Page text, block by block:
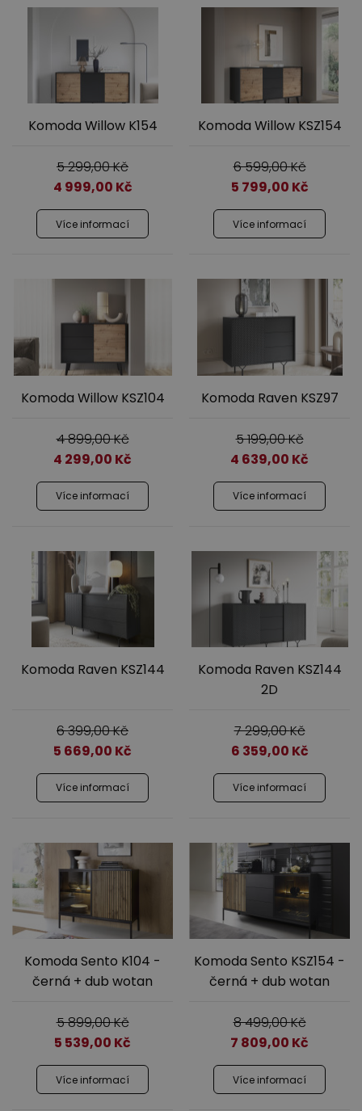
Novinky
Komoda Willow K154
5 299,00Kč
4 999,00 Kč
Více informací
Komoda Willow KSZ154
6 599,00Kč
5 799,00 Kč
Více informací
Komoda Willow KSZ104
4 899,00Kč
4 299,00 Kč
Více informací
Komoda Raven KSZ97
5 199,00Kč
4 639,00 Kč
Více informací
Komoda Raven KSZ144
6 399,00Kč
5 669,00 Kč
Více informací
Komoda Raven KSZ144
2D
7 299,00Kč
6 359,00 Kč
Více informací
Komoda Sento K104 -
černá + dub wotan
5 899,00Kč
5 539,00 Kč
Více informací
Komoda Sento KSZ154 -
černá + dub wotan
8 499,00Kč
7 809,00 Kč
Více informací